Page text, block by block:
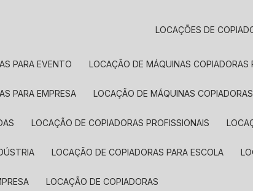
LOCAÇÕES DE
PARA EVENTO LOCAÇÃO DE MÁQUINAS COPIADORAS
PARA EMPRESA LOCAÇÃO DE MÁQUINAS COPIADORAS
LOCAÇÃO DE COPIADORAS PROFISSIONAIS
LOCAÇÃO DE COPIADORAS PARA ESCOLA
LOCAÇÃO DE COPIADORAS